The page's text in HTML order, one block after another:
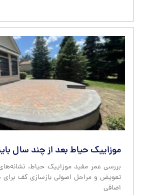
موزاییک حیاط بعد از چند سال
بررسی عمر مفید موزاییک حیاط،
تعویض و مراحل اصولی بازسازی کف برای
اضافی